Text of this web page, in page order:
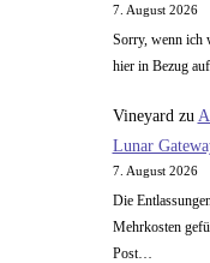
7. August 2026
Sorry, wenn ich
hier in Bezug
Vineyard zu
Lunar
7. August 2026
Die
Mehrkosten
Post…